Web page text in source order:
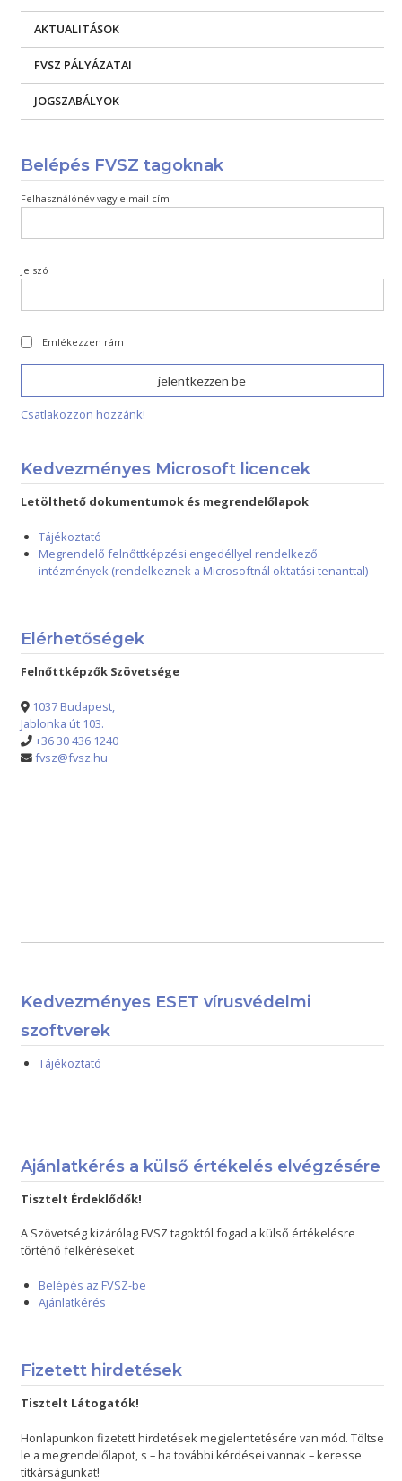
AKTUALITÁSOK
FVSZ PÁLYÁZATAI
JOGSZABÁLYOK
Belépés FVSZ tagoknak
Felhasználónév vagy e-mail cím
Jelszó
Emlékezzen rám
Csatlakozzon hozzánk!
Kedvezményes Microsoft licencek
Letölthető dokumentumok és megrendelőlapok
Tájékoztató
Megrendelő felnőttképzési engedéllyel rendelkező
intézmények (rendelkeznek a Microsoftnál oktatási tenanttal)
Elérhetőségek
Felnőttképzők Szövetsége
1037 Budapest,
Jablonka út 103.
+36 30 436 1240
fvsz@fvsz.hu
Kedvezményes ESET vírusvédelmi
szoftverek
Tájékoztató
Ajánlatkérés a külső értékelés elvégzésére
Tisztelt Érdeklődők!
A Szövetség kizárólag FVSZ tagoktól fogad a külső értékelésre
történő felkéréseket.
Belépés az FVSZ-be
Ajánlatkérés
Fizetett hirdetések
Tisztelt Látogatók!
Honlapunkon fizetett hirdetések megjelentetésére van mód. Töltse
le a megrendelőlapot, s – ha további kérdései vannak – keresse
titkárságunkat!